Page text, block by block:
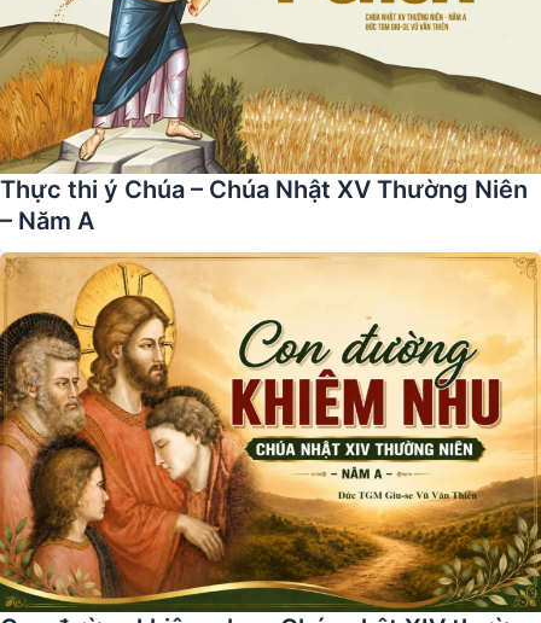
Thực thi ý Chúa – Chúa Nhật XV Thường Niên
– Năm A